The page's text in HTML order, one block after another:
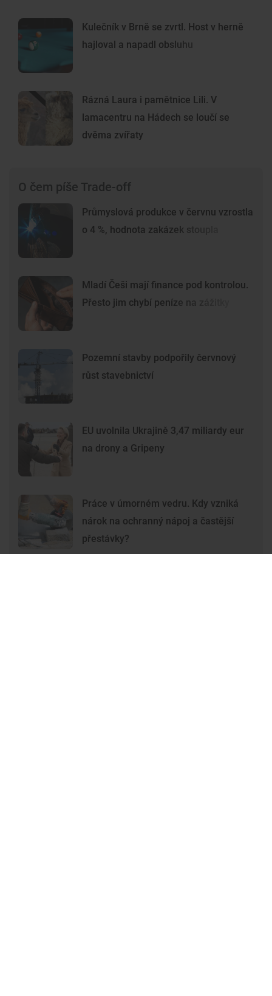
Kulečník v Brně se zvrtl. Host v herně
hajloval a napadl obsluhu
Rázná Laura i pamětnice Lili. V
lamacentru na Hádech se loučí se
dvěma zvířaty
O čem píše Trade-off
Průmyslová produkce v červnu vzrostla
o 4 %, hodnota zakázek stoupla
Mladí Češi mají finance pod kontrolou.
Přesto jim chybí peníze na zážitky
Pozemní stavby podpořily červnový
růst stavebnictví
EU uvolnila Ukrajině 3,47 miliardy eur
na drony a Gripeny
Práce v úmorném vedru. Kdy vzniká
nárok na ochranný nápoj a častější
přestávky?